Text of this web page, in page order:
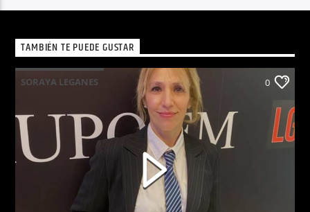
TAMBIÉN TE PUEDE GUSTAR
SORAYA LEGANES 0